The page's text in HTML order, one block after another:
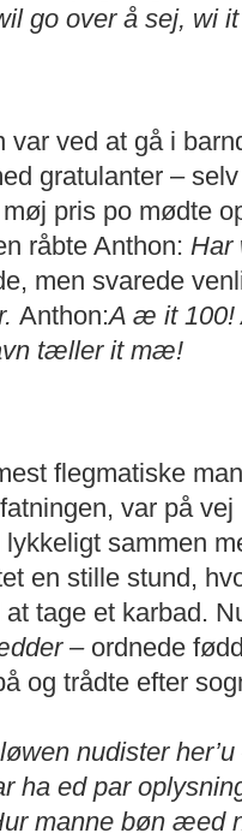
go over å sej, wi
var ved at gå i
gratulanter –
pris po mødte
råbte Anthon: Har
men svarede
Anthon:A æ it 100!
tæller it mæ!
flegmatiske
var på
sammen
en stille stund,
tage et karbad.
– ordnede
og trådte efter
nudister
ha ed par
manne bøn æed